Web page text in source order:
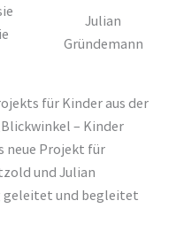
Julian
Gründemann
für Kinder aus der
– Kinder
neue Projekt für
und Julian
geleitet und begleitet